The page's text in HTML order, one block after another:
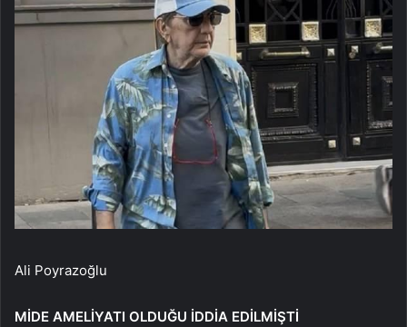
Ali Poyrazoğlu
MİDE AMELİYATI OLDUĞU İDDİA EDİLMİŞTİ